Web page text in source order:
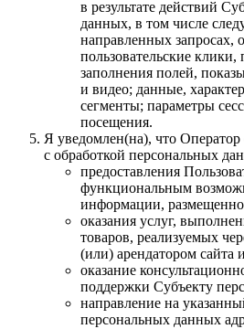
в результате действий
данных, в том числе
направленных запросах,
пользовательские
заполнения полей,
и видео; данные,
сегменты; параметры
посещения.
Я уведомлен(на), что Оператор
с обработкой персональных
предоставления
функциональным
информации,
оказания услуг,
товаров, реализуемых
(или) арендатором сайта
оказание
поддержки Субъекту
направление на
персональных данных